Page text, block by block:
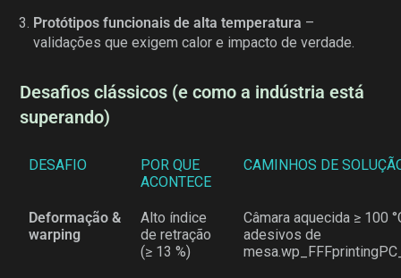
Protótipos funcionais de alta temperatura –
validações que exigem calor e impacto de verdade.
Desafios clássicos (e como a indústria está
superando)
DESAFIO
POR QUE
ACONTECE
CAMINHOS DE
Deformação &
warping
Alto índice
de retração
(≥ 13 %)
Câmara aquecida ≥ 100
adesivos de
mesa.